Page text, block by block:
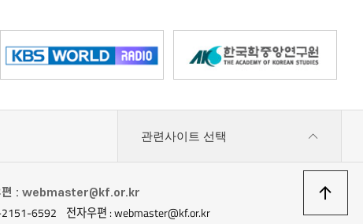
관련사이트 선택
편 : webmaster@kf.or.kr
6592 전자우편 : webmaster@kf.or.kr